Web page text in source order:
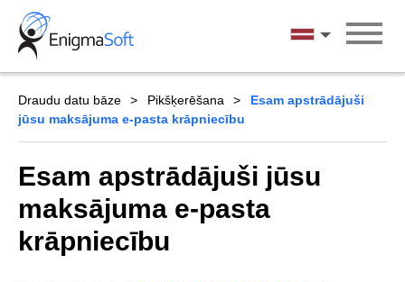
Skip
content
Latviešu
Draudu datu bāze Pikšķerēšana
Esam apstrādājuši
jūsu maksājuma e-pasta krāpniecību
Esam apstrādājuši jūsu
maksājuma e-pasta
krāpniecību